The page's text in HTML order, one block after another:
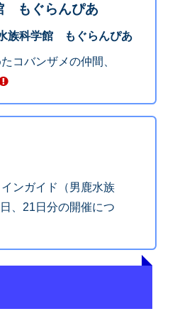
もぐらんぴあ
族科学館 もぐらんぴあ
コバンザメの仲間、
ンガイド（男鹿水族
、21日分の開催につ